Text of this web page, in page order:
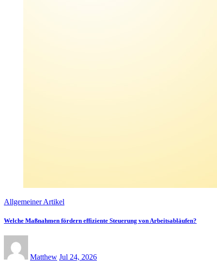
Allgemeiner Artikel
Welche Maßnahmen fördern effiziente Steuerung von Arbeitsabläufen?
Matthew Jul 24, 2026